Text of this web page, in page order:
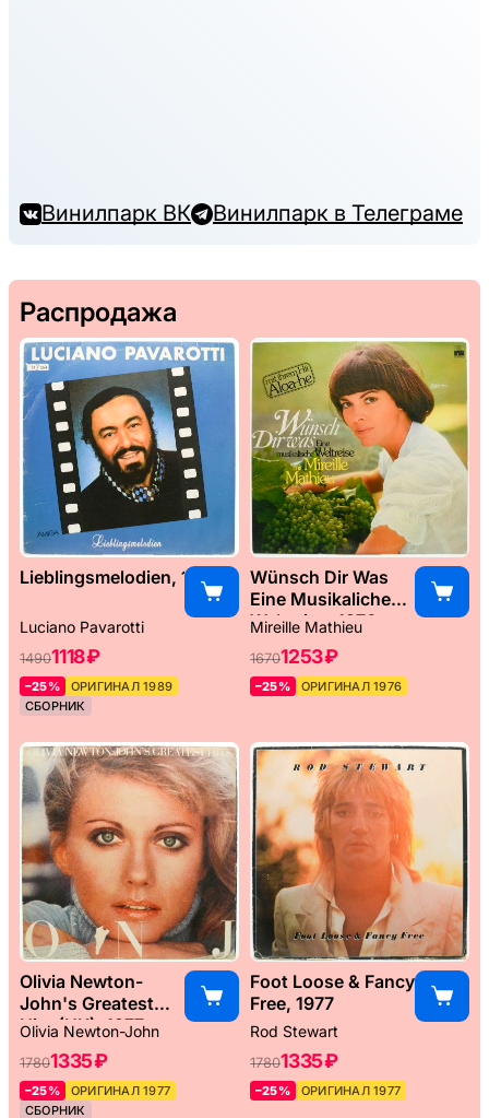
Винилпарк ВК Винилпарк в Телеграме
Распродажа
Lieblingsmelodien, 1989
Luciano Pavarotti
14901118 ₽
–25%
ОРИГИНАЛ 1989
СБОРНИК
Wünsch Dir Was
Eine Musikaliche
Weltreise, 1976
Mireille Mathieu
16701253 ₽
–25% ОРИГИНАЛ 1976
Olivia Newton-
John's Greatest
Hits (UK), 1977
Olivia Newton-John
17801335 ₽
–25%
ОРИГИНАЛ 1977
СБОРНИК
Foot Loose & Fancy
Free, 1977
Rod Stewart
17801335 ₽
–25% ОРИГИНАЛ 1977